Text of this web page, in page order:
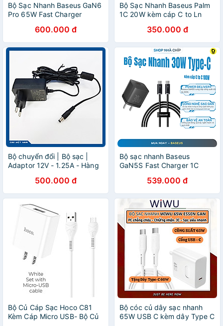
Bộ Sạc Nhanh Baseus GaN6
Pro 65W Fast Charger
Support)- Hàng chính hãng
600.000 đ
Bộ Sạc Nhanh Baseus Palm
1C 20W kèm cáp C to Ln
14/13/12/11/x/...Hàng Chính
Hãng
350.000 đ
Bộ chuyển đổi | Bộ sạc |
Adaptor 12V - 1.25A - Hàng
500.000 đ
Bộ sạc nhanh Baseus
GaN5S Fast Charger 1C
Pro Max (Nhỏ gọn, sạc
nhanh PD/Quick Charge)-
Hàng nhập khẩu
539.000 đ
Bộ Củ Cáp Sạc Hoco C81
Kèm Cáp Micro USB- Bộ Củ
Bộ cóc củ dây sạc nhanh
65W USB C kèm dây Type C